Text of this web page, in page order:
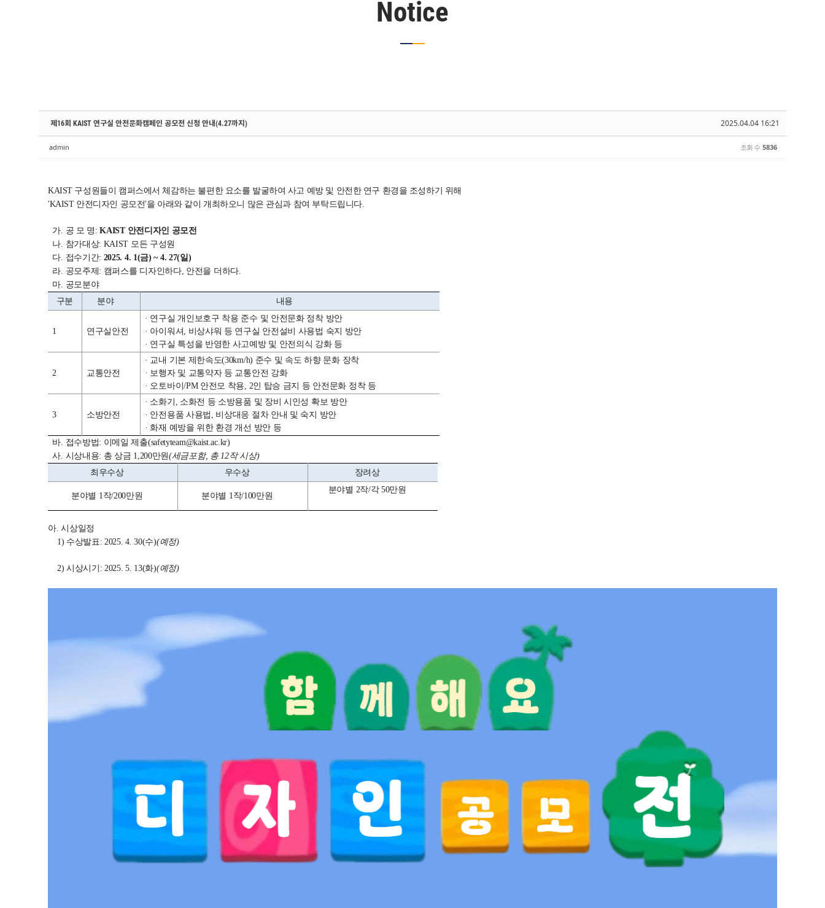
Notice
2025.04.04 16:21
제16회 KAIST 연구실 안전문화캠페인 공모전 신청 안내(4.27까지)
admin 조회 수 5836
KAIST 구성원들이 캠퍼스에서 체감하는 불편한 요소를 발굴하여 사고 예방 및 안전한 연구 환경을 조성하기 위해
'KAIST 안전디자인 공모전'을 아래와 같이 개최하오니 많은 관심과 참여 부탁드립니다.
가. 공 모 명:KAIST 안전디자인 공모전
나. 참가대상: KAIST 모든 구성원
다. 접수기간: 2025. 4. 1(금) ~ 4. 27(일)
라. 공모주제: 캠퍼스를 디자인하다, 안전을 더하다.
마. 공모분야
구분
분야 내용
1 연구실안전
· 연구실 개인보호구 착용 준수 및 안전문화 정착 방안
· 아이워셔, 비상샤워 등 연구실 안전설비 사용법 숙지 방안
· 연구실 특성을 반영한 사고예방 및 안전의식 강화 등
2 교통안전
· 교내 기본 제한속도(30km/h) 준수 및 속도 하향 문화 장착
· 보행자 및 교통약자 등 교통안전 강화
· 오토바이/PM 안전모 착용, 2인 탑승 금지 등 안전문화 정착 등
3 소방안전
· 소화기, 소화전 등 소방용품 및 장비 시인성 확보 방안
· 안전용품 사용법, 비상대응 절차 안내 및 숙지 방안
· 화재 예방을 위한 환경 개선 방안 등
바. 접수방법: 이메일 제출(safetyteam@kaist.ac.kr)
사. 시상내용: 총 상금 1,200만원(세금포함, 총 12작 시상)
최우수상
우수상 장려상
분야별 1작/200만원 분야별 1작/100만원
분야별 2작/각 50만원
아. 시상일정
1) 수상발표: 2025. 4. 30(수)(예정)
2) 시상시기: 2025. 5. 13(화)(예정)
Sketchbook5, 스케치북5
Sketchbook5, 스케치북5
Sketchbook5, 스케치북5
Sketchbook5, 스케치북5